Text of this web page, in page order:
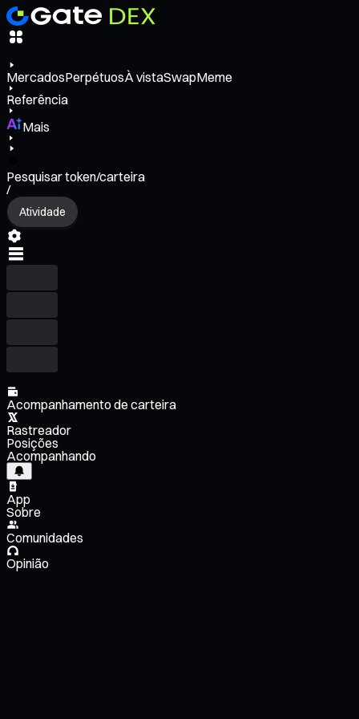
MercadosPerpétuosÀ vistaSwapMeme
Referência
Mais
Pesquisar token/carteira
/
Atividade
Acompanhamento de carteira
Rastreador
Posições
Acompanhando
App
Sobre
Comunidades
Opinião